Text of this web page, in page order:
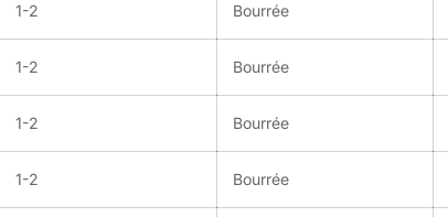
1-2 Bourrée
1-2 Bourrée
1-2 Bourrée
1-2 Bourrée